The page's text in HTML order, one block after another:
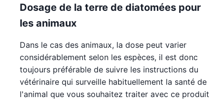
Dosage de la terre de diatomées pour
les animaux
Dans le cas des animaux, la dose peut varier
considérablement selon les espèces, il est donc
toujours préférable de suivre les instructions du
vétérinaire qui surveille habituellement la santé de
l'animal que vous souhaitez traiter avec ce produit